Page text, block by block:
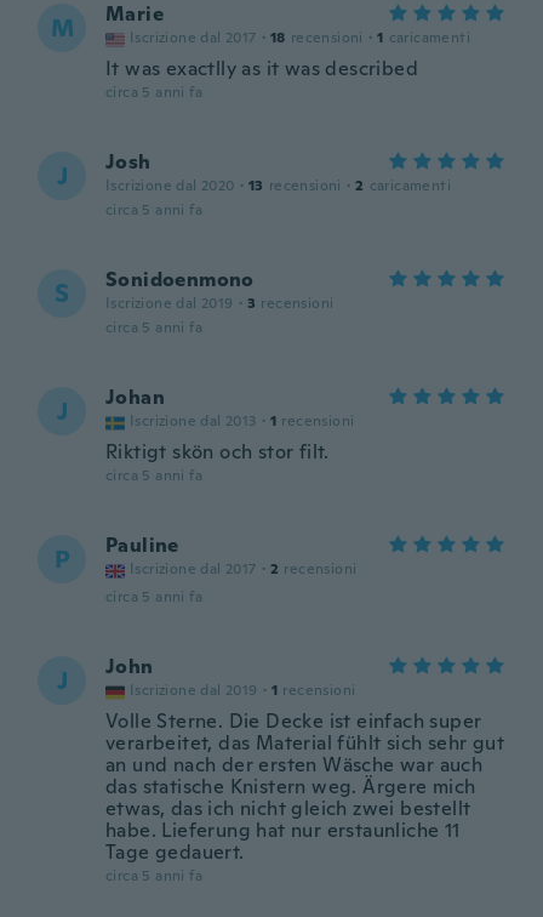
M Marie
Iscrizione dal 2017 · 18 recensioni · 1 caricamenti
It was exactlly as it was described
circa 5 anni fa
J Josh
Iscrizione dal 2020 · 13 recensioni · 2 caricamenti
circa 5 anni fa
S Sonidoenmono
Iscrizione dal 2019 · 3 recensioni
circa 5 anni fa
J Johan
Iscrizione dal 2013 · 1 recensioni
Riktigt skön och stor filt.
circa 5 anni fa
P Pauline
Iscrizione dal 2017 · 2 recensioni
circa 5 anni fa
J John
Iscrizione dal 2019 · 1 recensioni
Volle Sterne. Die Decke ist einfach super
verarbeitet, das Material fühlt sich sehr gut
an und nach der ersten Wäsche war auch
das statische Knistern weg. Ärgere mich
etwas, das ich nicht gleich zwei bestellt
habe. Lieferung hat nur erstaunliche 11
Tage gedauert.
circa 5 anni fa